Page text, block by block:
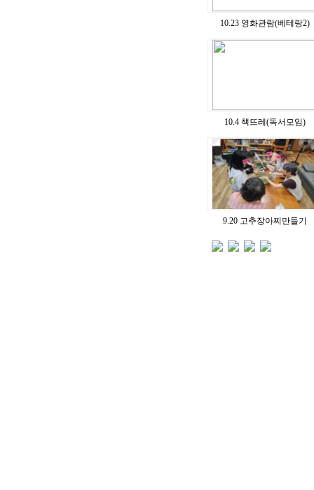
10.23 영화관람(베테랑2)
10.4 책뜨레(독서모임)
9.20 고추장아찌만들기